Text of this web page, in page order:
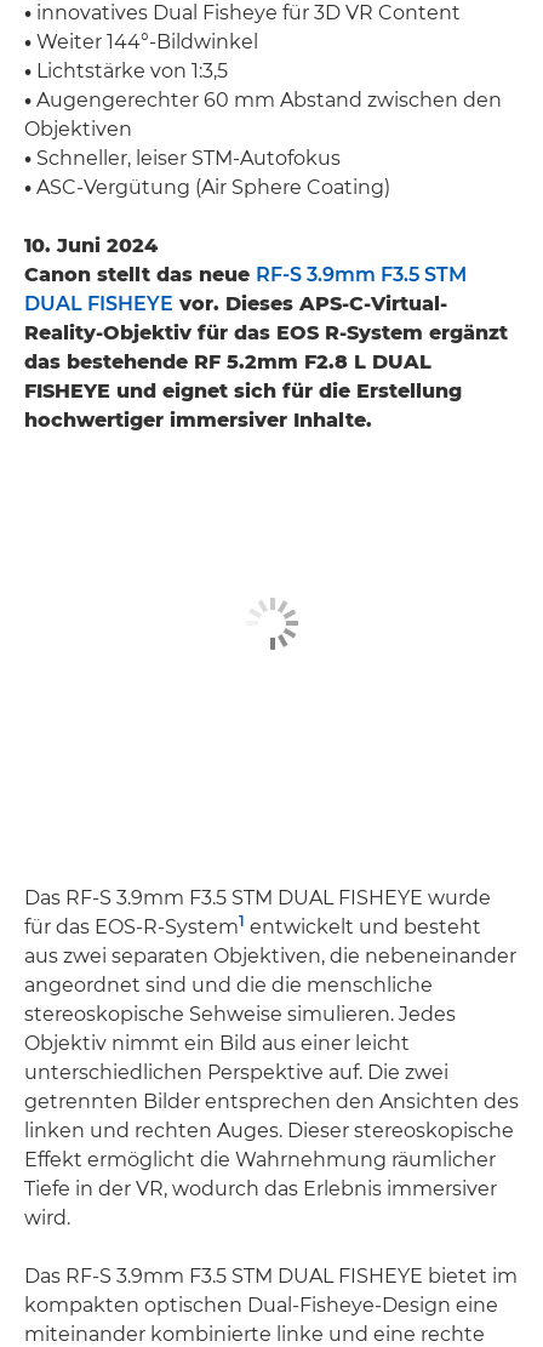
• innovatives Dual Fisheye für 3D VR Content
• Weiter 144°-Bildwinkel
• Lichtstärke von 1:3,5
• Augengerechter 60 mm Abstand zwischen den
Objektiven
• Schneller, leiser STM-Autofokus
• ASC-Vergütung (Air Sphere Coating)
10. Juni 2024
Canon stellt das neue RF-S 3.9mm F3.5 STM
DUAL FISHEYE vor. Dieses APS-C-Virtual-
Reality-Objektiv für das EOS R-System ergänzt
das bestehende RF 5.2mm F2.8 L DUAL
FISHEYE und eignet sich für die Erstellung
hochwertiger immersiver Inhalte.
Das RF-S 3.9mm F3.5 STM DUAL FISHEYE wurde
für das EOS-R-System1 entwickelt und besteht
aus zwei separaten Objektiven, die nebeneinander
angeordnet sind und die die menschliche
stereoskopische Sehweise simulieren. Jedes
Objektiv nimmt ein Bild aus einer leicht
unterschiedlichen Perspektive auf. Die zwei
getrennten Bilder entsprechen den Ansichten des
linken und rechten Auges. Dieser stereoskopische
Effekt ermöglicht die Wahrnehmung räumlicher
Tiefe in der VR, wodurch das Erlebnis immersiver
wird.
Das RF-S 3.9mm F3.5 STM DUAL FISHEYE bietet im
kompakten optischen Dual-Fisheye-Design eine
miteinander kombinierte linke und eine rechte